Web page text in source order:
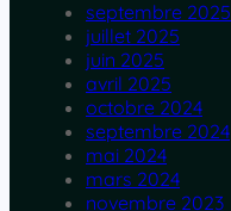
septembre 2025
juillet 2025
juin 2025
avril 2025
octobre 2024
septembre 2024
mai 2024
mars 2024
novembre 2023